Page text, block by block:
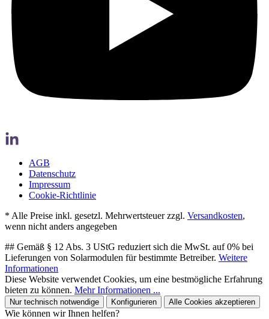
AGB
Datenschutz
Impressum
Cookie-Richtlinie
* Alle Preise inkl. gesetzl. Mehrwertsteuer zzgl. Versandkosten,
wenn nicht anders angegeben
## Gemäß § 12 Abs. 3 UStG reduziert sich die MwSt. auf 0% bei
Lieferungen von Solarmodulen für bestimmte Betreiber. Weitere
Informationen
Diese Website verwendet Cookies, um eine bestmögliche Erfahrung
bieten zu können. Mehr Informationen ...
Nur technisch notwendige Konfigurieren Alle Cookies akzeptieren
Wie können wir Ihnen helfen?